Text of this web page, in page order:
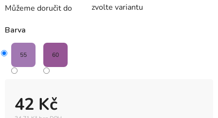
Můžeme doručit do
zvolte variantu
42 Kč
Barva
55 60